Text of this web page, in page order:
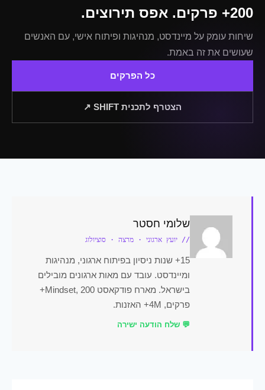
200+ פרקים. אפס תירוצים.
שיחות עומק על מיינדסט, מנהיגות ופיתוח אישי, עם האנשים
שעושים את זה באמת.
כל הפרקים
הצטרף לתכנית SHIFT ↗
שלומי חסטר
// יועץ ארגוני · מרצה · סוציולוג
15+ שנות ניסיון בפיתוח ארגוני, מנהיגות
ומיינדסט. עובד עם מאות ארגונים מובילים
בישראל. מארח פודקאסט Mindset, 200+
פרקים, 4M+ האזנות.
💬 שלח הודעה ישירה